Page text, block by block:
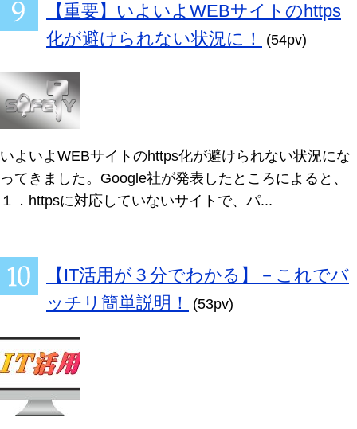
【重要】いよいよWEBサイトのhttps
化が避けられない状況に！
(54pv)
いよいよWEBサイトのhttps化が避けられない状況にな
ってきました。Google社が発表したところによると、
１．httpsに対応していないサイトで、パ...
【IT活用が３分でわかる】－これでバ
ッチリ簡単説明！
(53pv)